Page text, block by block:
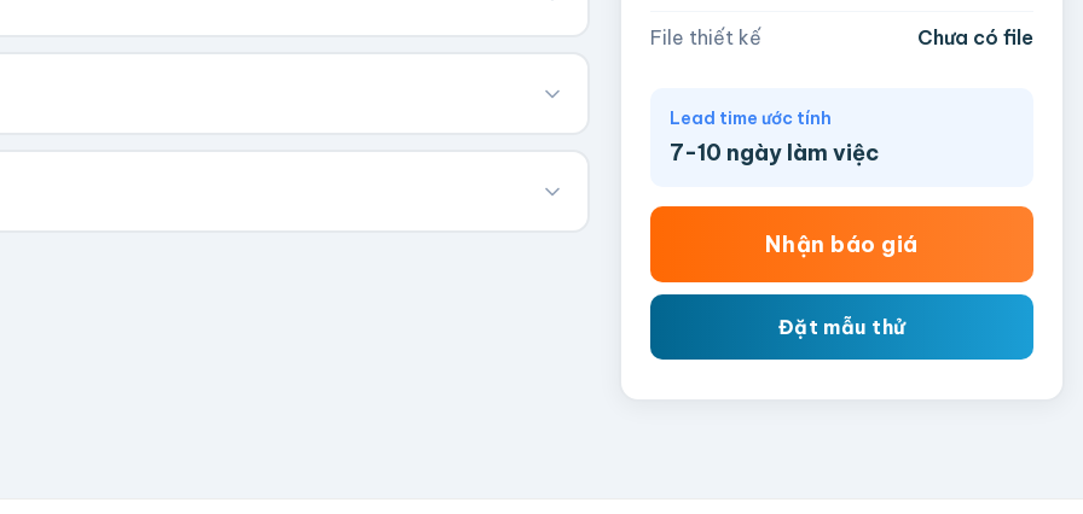
giá theo số lượng.
File thiết kế Chưa có file
Lead time ước tính
7-10 ngày làm việc
Nhận báo giá
Đặt mẫu thử